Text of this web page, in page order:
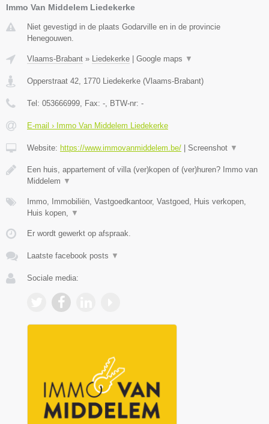
Immo Van Middelem Liedekerke
Niet gevestigd in de plaats Godarville en in de provincie
Henegouwen.
Vlaams-Brabant » Liedekerke Google maps ▼
Opperstraat 42 1770 Liedekerke (Vlaams-Brabant)
Tel: 053666999 , Fax: - , BTW-nr: -
E-mail › Immo Van Middelem Liedekerke
Website: https://www.immovanmiddelem.be/ Screenshot ▼
Een huis, appartement of villa (ver)kopen of (ver)huren? Immo van
Middelem ▼
Immo, Immobiliën, Vastgoedkantoor, Vastgoed, Huis verkopen,
Huis kopen,
▼
Er wordt gewerkt op afspraak.
Laatste facebook posts ▼
Sociale media: